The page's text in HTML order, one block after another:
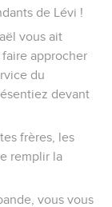
de Lévi !
vous ait
approcher
du
devant
frères, les
remplir la
vous vous